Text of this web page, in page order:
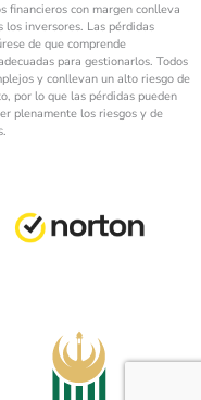
financieros con margen conlleva
los inversores. Las pérdidas
de que comprende
para gestionarlos. Todos
y conllevan un alto riesgo de
por lo que las pérdidas pueden
plenamente los riesgos y de